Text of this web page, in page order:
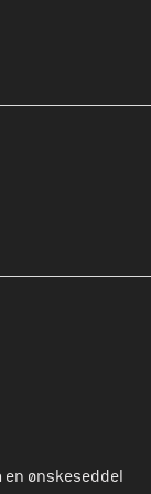
trin din
ønskeseddel